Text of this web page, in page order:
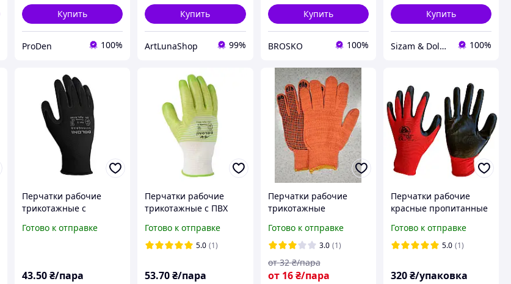
Купить
ProDen 100%
Купить
ArtLunaShop 99%
Купить
BROSKO 100%
Купить
Sizam & Doloni 100%
Перчатки рабочие
трикотажные c
Doloni Extragrab 4189
Готово к отправке
43.50₴/пара
Перчатки рабочие
трикотажные c ПВХ
Resist 4552 р.9
Готово к отправке
5.0 (1)
53.70₴/пара
Перчатки рабочие
трикотажные
черной точкой Оранж
ХБ размер
универсальный
WE2129
Готово к отправке
3.0 (1)
от 16 ₴/пара
от 32 ₴/пара
Перчатки рабочие
красные пропитанные
"Мишка" размер 9, 12
пар упаковка
Готово к отправке
5.0 (1)
320₴/упаковка